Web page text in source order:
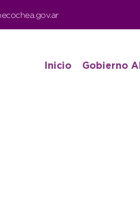
Inicio Gobierno